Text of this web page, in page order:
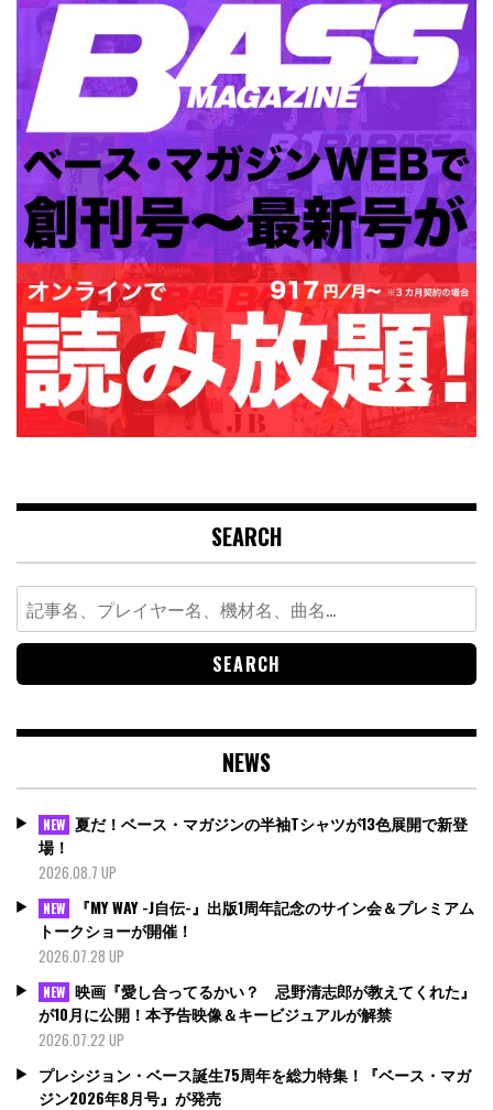
SEARCH
Search
for:
NEWS
NEW 夏だ！ベース・マガジンの半袖Tシャツが13色展開で新登
場！
2026.08.7 UP
NEW
『MY WAY -J自伝-』出版1周年記念のサイン会＆プレミアム
トークショーが開催！
2026.07.28 UP
NEW 映画『愛し合ってるかい？ 忌野清志郎が教えてくれた』
が10月に公開！本予告映像＆キービジュアルが解禁
2026.07.22 UP
プレシジョン・ベース誕生75周年を総力特集！『ベース・マガ
ジン2026年8月号』が発売